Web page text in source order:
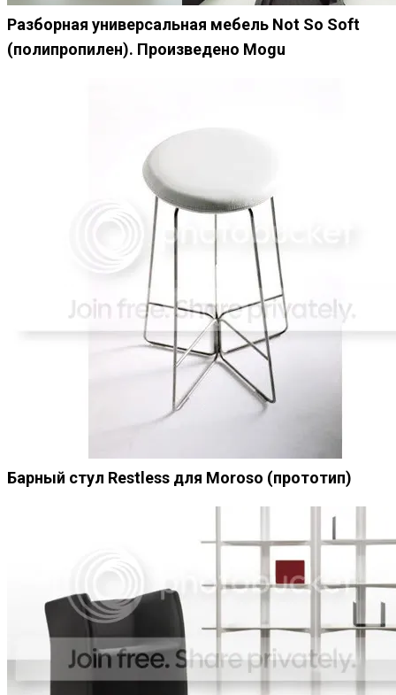
Разборная универсальная мебель Not So Soft
(полипропилен). Произведено Mogu
Барный стул Restless для Moroso (прототип)